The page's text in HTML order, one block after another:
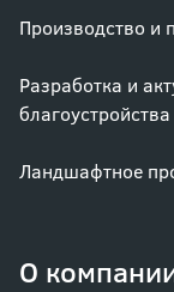
Производство и
Разработка и
благоустройства
Ландшафтное
О